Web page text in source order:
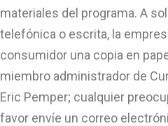
materiales del programa. A
telefónica o escrita, la
consumidor una copia en
miembro administrador de
Eric Pemper; cualquier
favor envíe un correo